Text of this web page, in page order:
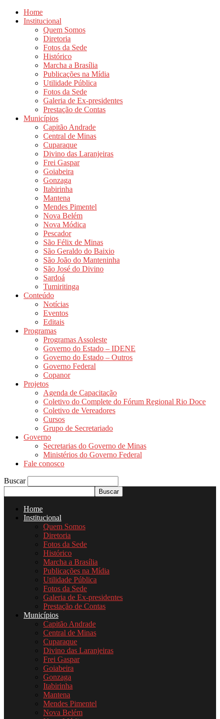
Home
Institucional
Quem Somos
Diretoria
Fotos da Sede
Histórico
Marcha a Brasília
Publicações na Mídia
Utilidade Pública
Fotos da Sede
Galeria de Ex-presidentes
Prestação de Contas
Municípios
Capitão Andrade
Central de Minas
Cuparaque
Divino das Laranjeiras
Frei Gaspar
Goiabeira
Gonzaga
Itabirinha
Mantena
Mendes Pimentel
Nova Belém
Nova Módica
Pescador
São Félix de Minas
São Geraldo do Baixio
São João do Manteninha
São José do Divino
Sardoá
Tumiritinga
Conteúdo
Notícias
Eventos
Editais
Programas
Programas Assoleste
Governo do Estado – IDENE
Governo do Estado – Outros
Governo Federal
Copanor
Projetos
Agenda de Capacitação
Coletivo do Complete do Fórum Regional Rio Doce
Coletivo de Vereadores
Cursos
Grupo de Secretariado
Governo
Secretarias do Governo de Minas
Ministérios do Governo Federal
Fale conosco
Buscar
Home
Institucional
Quem Somos
Diretoria
Fotos da Sede
Histórico
Marcha a Brasília
Publicações na Mídia
Utilidade Pública
Fotos da Sede
Galeria de Ex-presidentes
Prestação de Contas
Municípios
Capitão Andrade
Central de Minas
Cuparaque
Divino das Laranjeiras
Frei Gaspar
Goiabeira
Gonzaga
Itabirinha
Mantena
Mendes Pimentel
Nova Belém